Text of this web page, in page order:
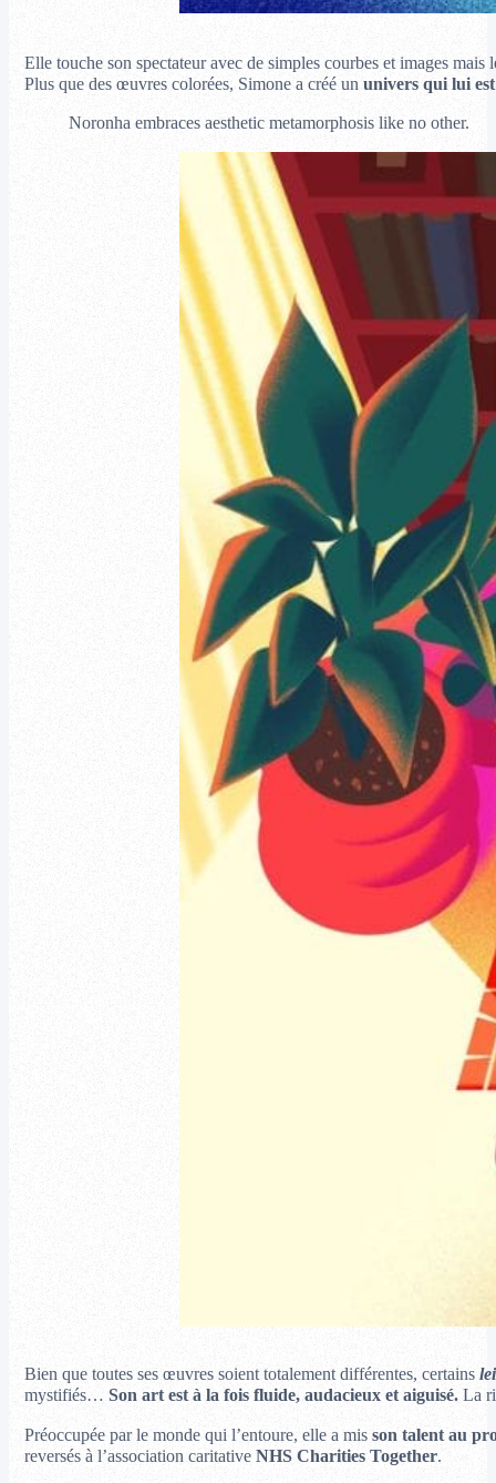
Elle touche son spectateur avec de simples courbes et images
Plus que des œuvres colorées, Simone a créé un univers qui lui
Noronha embraces aesthetic metamorphosis like no other.
Bien que toutes ses œuvres soient totalement différentes, certains
mystifiés… Son art est à la fois fluide, audacieux et aiguisé.La
Préoccupée par le monde qui l’entoure, elle a mis son talent au
reversés à l’association caritative NHS Charities Together.